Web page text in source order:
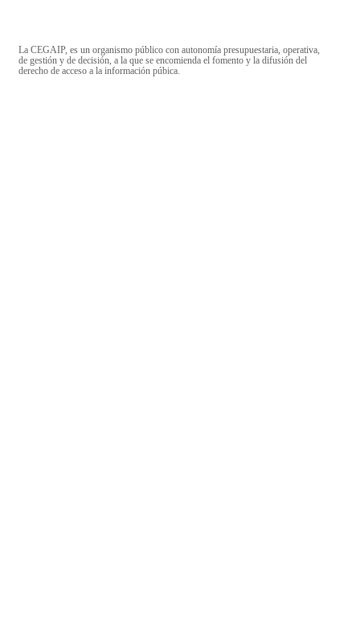
La CEGAIP, es un organismo público con autonomía presupuestaria, operativa,
de gestión y de decisión, a la que se encomienda el fomento y la difusión del
derecho de acceso a la información púbica.